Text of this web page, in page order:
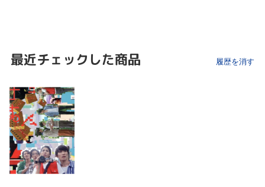
最近チェックした商品 履歴を消す